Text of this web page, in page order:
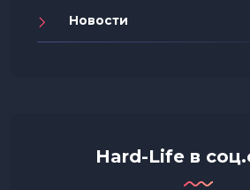
Новости
Hard-Life в